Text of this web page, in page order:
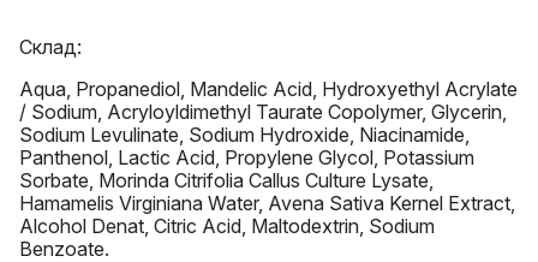
Склад:
Aqua, Propanediol, Mandelic Acid, Hydroxyethyl Acrylate
/ Sodium, Acryloyldimethyl Taurate Copolymer, Glycerin,
Sodium Levulinate, Sodium Hydroxide, Niacinamide,
Panthenol, Lactic Acid, Propylene Glycol, Potassium
Sorbate, Morinda Citrifolia Callus Culture Lysate,
Hamamelis Virginiana Water, Avena Sativa Kernel Extract,
Alcohol Denat, Citric Acid, Maltodextrin, Sodium
Benzoate.